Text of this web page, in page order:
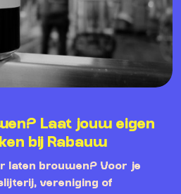
Laat jouw eigen
bij Rabauw
laten brouwen? Voor je
vereniging of